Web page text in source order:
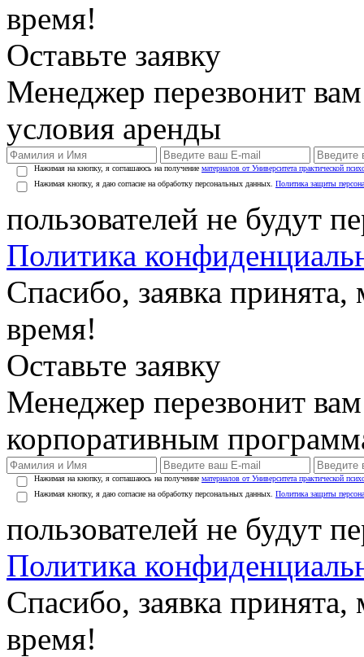
время!
Оставьте заявку
Менеджер перезвонит
условия аренды
Нажимая на кнопку, я соглашаюсь на получение материалов от Университета практической
Нажимая кнопку, я даю согласие на обработку персональных данных. Политика защиты
пользователей не будут
Политика
Спасибо, заявка
время!
Оставьте заявку
Менеджер перезвонит
корпоративным
Нажимая на кнопку, я соглашаюсь на получение материалов от Университета практической
Нажимая кнопку, я даю согласие на обработку персональных данных. Политика защиты
пользователей не будут
Политика
Спасибо, заявка
время!